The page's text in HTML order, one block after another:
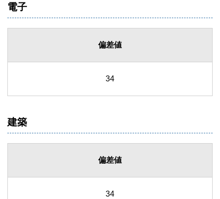
電子
偏差値
34
建築
偏差値
34